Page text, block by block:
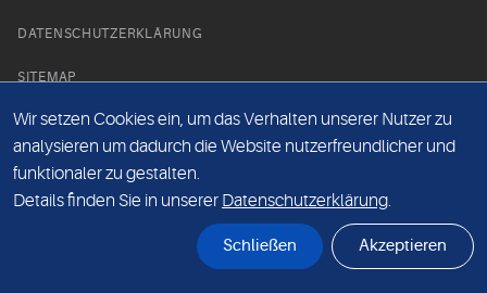
DATENSCHUTZERKLÄRUNG
SITEMAP
NEWS PARTNER
Wir setzen Cookies ein, um das Verhalten unserer Nutzer zu
analysieren um dadurch die Website nutzerfreundlicher und
funktionaler zu gestalten.
Details finden Sie in unserer Datenschutzerklärung.
Schließen Akzeptieren